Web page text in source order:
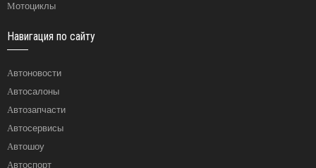
Мотоциклы
Навигация по сайту
Автоновости
Автосалоны
Автозапчасти
Автосервисы
Автошоу
Автоспорт